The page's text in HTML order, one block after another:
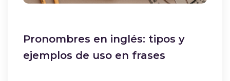
Pronombres en inglés: tipos y
ejemplos de uso en frases